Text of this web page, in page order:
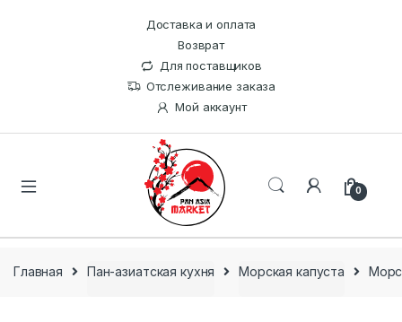
Доставка и оплата
Возврат
Для поставщиков
Отслеживание заказа
Мой аккаунт
0
Главная Пан-азиатская кухня Морская капуста